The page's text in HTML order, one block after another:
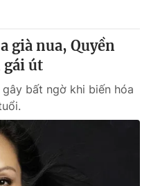
nếu không có sự chấp
VTV.vn khi phát hành lại
già nua, Quyền
út
bất ngờ khi biến hóa